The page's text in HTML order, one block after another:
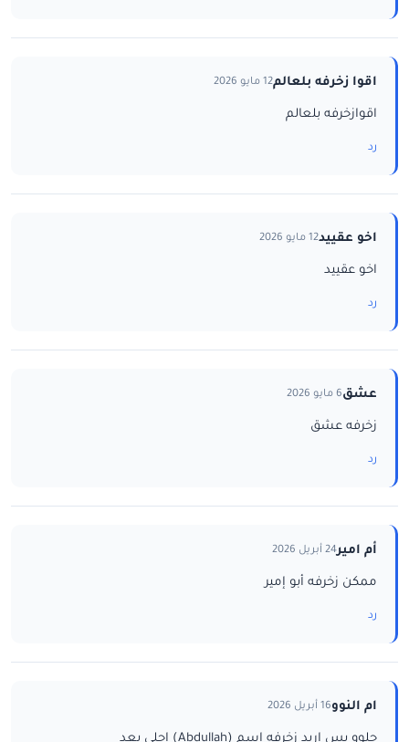
اقوا زخرفه بلعالم12 مايو 2026
اقوازخرفه بلعالم
رد
اخو عقييد12 مايو 2026
اخو عقييد
رد
عشق6 مايو 2026
زخرفه عشق
رد
أم امير24 أبريل 2026
ممكن زخرفه أبو إمير
رد
ام النوو16 أبريل 2026
حلوو بس اريد زخرفه اسم (Abdullah) احلى بعد